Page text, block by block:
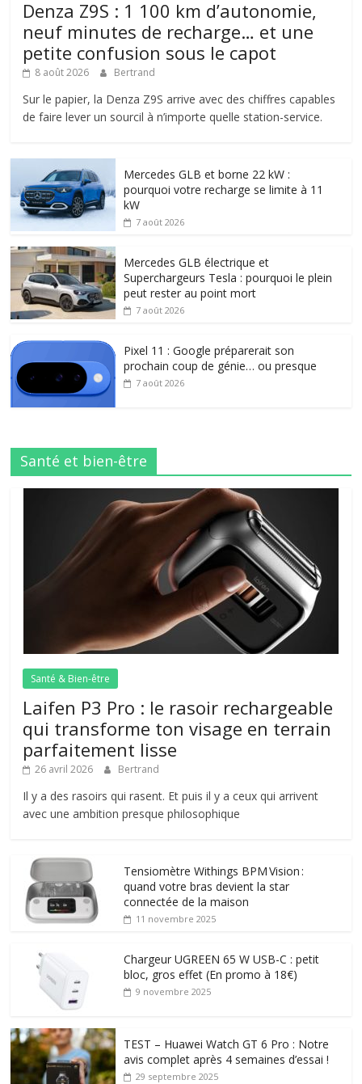
Denza Z9S : 1 100 km d’autonomie,
neuf minutes de recharge… et une
petite confusion sous le capot
8 août 2026 Bertrand
Sur le papier, la Denza Z9S arrive avec des chiffres capables
de faire lever un sourcil à n’importe quelle station-service.
Mercedes GLB et borne 22 kW :
pourquoi votre recharge se limite à 11
kW
7 août 2026
Mercedes GLB électrique et
Superchargeurs Tesla : pourquoi le plein
peut rester au point mort
7 août 2026
Pixel 11 : Google préparerait son
prochain coup de génie… ou presque
7 août 2026
Santé et bien-être
Santé & Bien-être
Laifen P3 Pro : le rasoir rechargeable
qui transforme ton visage en terrain
parfaitement lisse
26 avril 2026 Bertrand
Il y a des rasoirs qui rasent. Et puis il y a ceux qui arrivent
avec une ambition presque philosophique
Tensiomètre Withings BPM Vision :
quand votre bras devient la star
connectée de la maison
11 novembre 2025
Chargeur UGREEN 65 W USB-C : petit
bloc, gros effet (En promo à 18€)
9 novembre 2025
TEST – Huawei Watch GT 6 Pro : Notre
avis complet après 4 semaines d’essai !
29 septembre 2025